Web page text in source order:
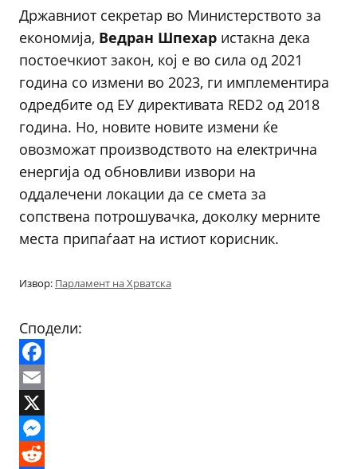
Државниот секретар во Министерството за
економија, Ведран Шпехар истакна дека
постоечкиот закон, кој е во сила од 2021
година со измени во 2023, ги имплементира
одредбите од ЕУ директивата RED2 од 2018
година. Но, новите новите измени ќе
овозможат производството на електрична
енергија од обновливи извори на
оддалечени локации да се смета за
сопствена потрошувачка, доколку мерните
места припаѓаат на истиот корисник.
Извор: Парламент на Хрватска
Сподели:
Facebook
Email
X
Messenger